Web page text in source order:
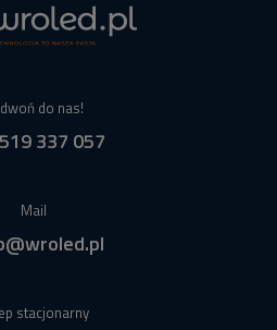
do nas!
337 057
Mail
stacjonarny